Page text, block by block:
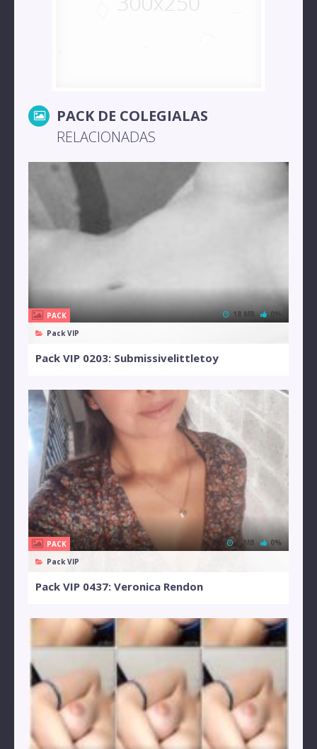
PACK DE COLEGIALAS
RELACIONADAS
PACK
Pack VIP
18 MB 0%
Pack VIP 0203: Submissivelittletoy
PACK
Pack VIP
6 MB 0%
Pack VIP 0437: Veronica Rendon